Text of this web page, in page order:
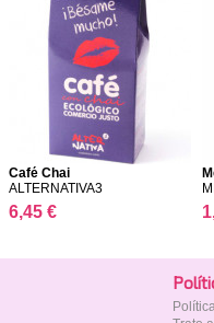
Café Chai
ALTERNATIVA3
6,45 €